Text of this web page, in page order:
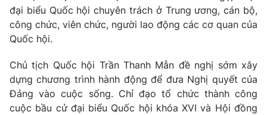
Sản phẩm
Thị trường
Tư vấn
Lịch phát sóng
Chuyên mục khác
Emagazine Podcast
đại biểu Quốc hội chuyên trách ở Trung ương, cán bộ,
công chức, viên chức, người lao động các cơ quan của
Quốc hội.
Chủ tịch Quốc hội Trần Thanh Mẫn đề nghị sớm xây
dựng chương trình hành động để đưa Nghị quyết của
Đảng vào cuộc sống. Chỉ đạo tổ chức thành công
cuộc bầu cử đại biểu Quốc hội khóa XVI và Hội đồng